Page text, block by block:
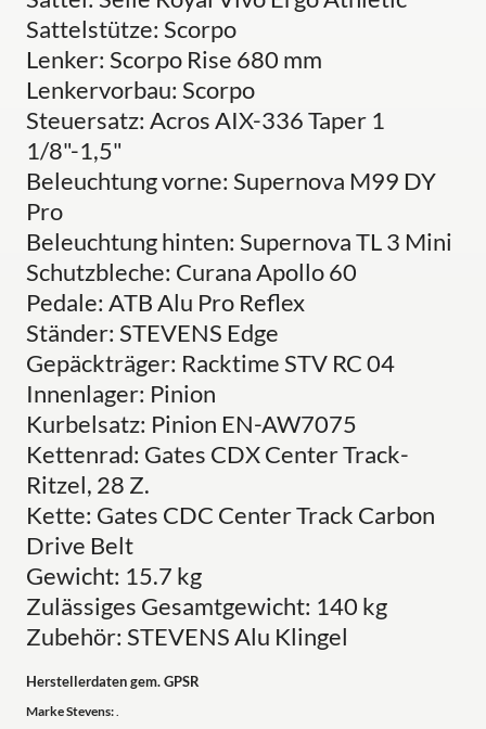
Sattelstütze: Scorpo
Lenker: Scorpo Rise 680 mm
Lenkervorbau: Scorpo
Steuersatz: Acros AIX-336 Taper 1
1/8"-1,5"
Beleuchtung vorne: Supernova M99 DY
Pro
Beleuchtung hinten: Supernova TL 3 Mini
Schutzbleche: Curana Apollo 60
Pedale: ATB Alu Pro Reflex
Ständer: STEVENS Edge
Gepäckträger: Racktime STV RC 04
Innenlager: Pinion
Kurbelsatz: Pinion EN-AW7075
Kettenrad: Gates CDX Center Track-
Ritzel, 28 Z.
Kette: Gates CDC Center Track Carbon
Drive Belt
Gewicht: 15.7 kg
Zulässiges Gesamtgewicht: 140 kg
Zubehör: STEVENS Alu Klingel
Herstellerdaten gem. GPSR
Marke Stevens:.